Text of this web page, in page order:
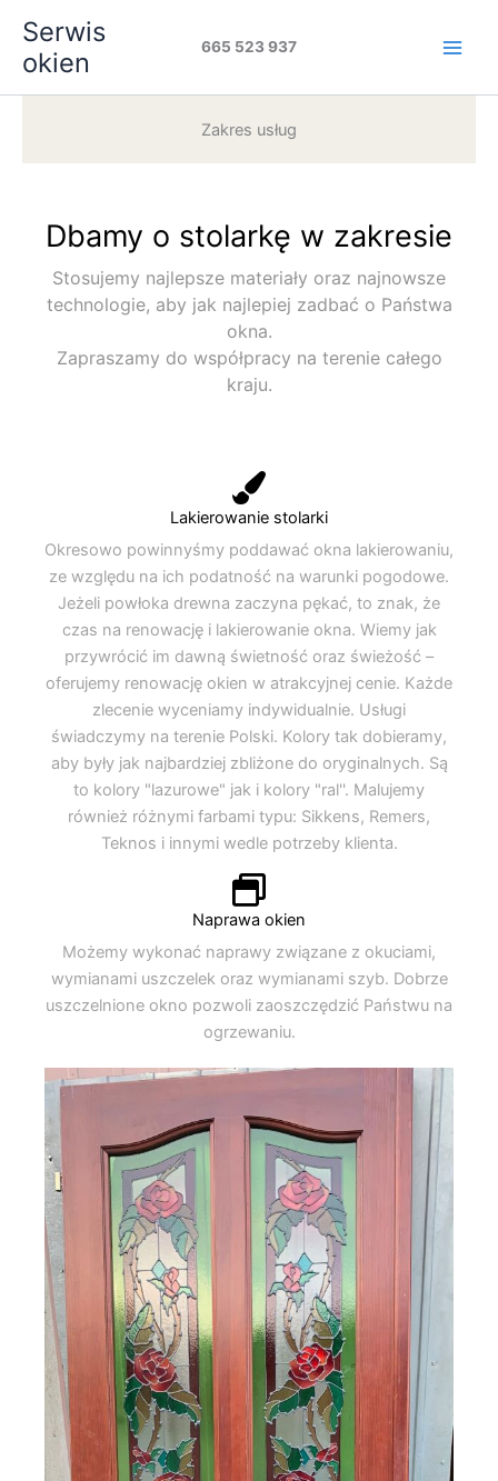
treści
Serwis
okien
665 523 937
Zakres usług
Dbamy o stolarkę w zakresie
Stosujemy najlepsze materiały oraz najnowsze
technologie, aby jak najlepiej zadbać o Państwa
okna.
Zapraszamy do współpracy na terenie całego
kraju.
Lakierowanie stolarki
Okresowo powinnyśmy poddawać okna lakierowaniu,
ze względu na ich podatność na warunki pogodowe.
Jeżeli powłoka drewna zaczyna pękać, to znak, że
czas na renowację i lakierowanie okna. Wiemy jak
przywrócić im dawną świetność oraz świeżość –
oferujemy renowację okien w atrakcyjnej cenie. Każde
zlecenie wyceniamy indywidualnie. Usługi
świadczymy na terenie Polski. Kolory tak dobieramy,
aby były jak najbardziej zbliżone do oryginalnych. Są
to kolory "lazurowe" jak i kolory "ral''. Malujemy
również różnymi farbami typu: Sikkens, Remers,
Teknos i innymi wedle potrzeby klienta.
Naprawa okien
Możemy wykonać naprawy związane z okuciami,
wymianami uszczelek oraz wymianami szyb. Dobrze
uszczelnione okno pozwoli zaoszczędzić Państwu na
ogrzewaniu.